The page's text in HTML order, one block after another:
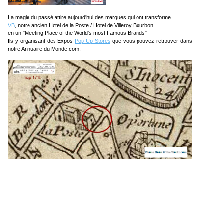
La magie du passé attire aujourd'hui des marques qui ont transforme
VB, notre ancien Hotel de la Poste / Hotel de Villeroy Bourbon
en un "Meeting Place of the World's most Famous Brands"
Ils y organisant des Expos Pop Up Stores que vous pouvez retrouver dans
notre Annuaire du Monde.com.